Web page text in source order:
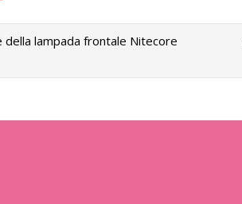
della lampada frontale Nitecore